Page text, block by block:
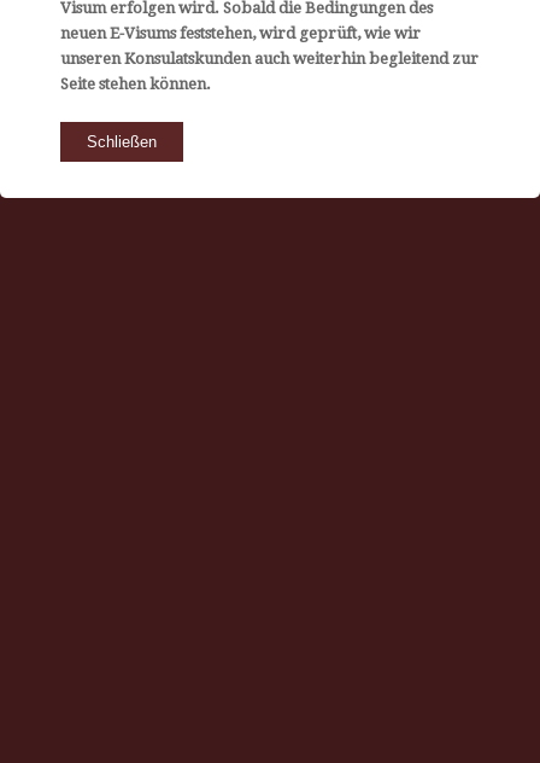
© Copyright -Königlich Thailändisches Honorarkonsulat
Visum erfolgen wird. Sobald die Bedingungen des
neuen E-Visums feststehen, wird geprüft, wie wir
unseren Konsulatskunden auch weiterhin begleitend zur
Seite stehen können.
Schließen